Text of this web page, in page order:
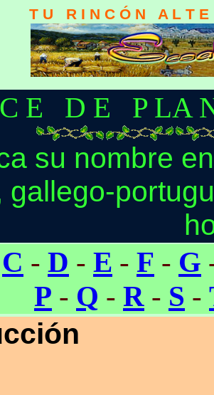
T U R I N C Ó N A L T E
E D E P LA
su nombre
gallego-
C - D - E - F - G
P - Q - R - S -